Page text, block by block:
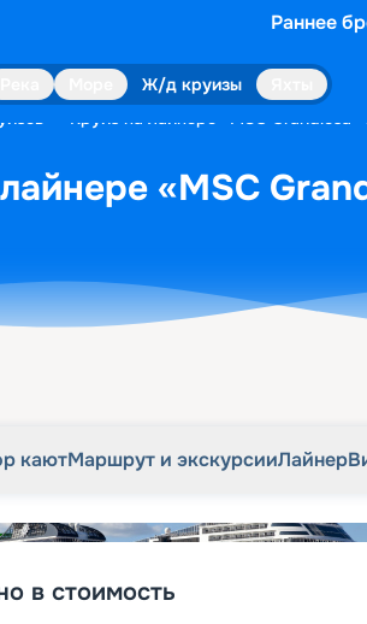
Раннее
Ж/д круизы
Круиз на лайнере «MSC
«MSC
каютМаршрут и экскурсииЛайнер
в стоимость